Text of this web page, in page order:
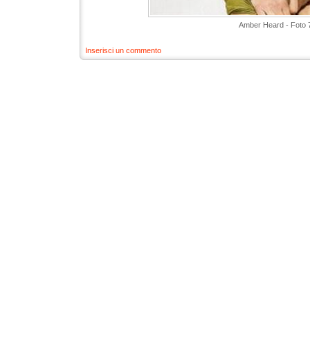
Amber Heard - Foto
Inserisci un commento